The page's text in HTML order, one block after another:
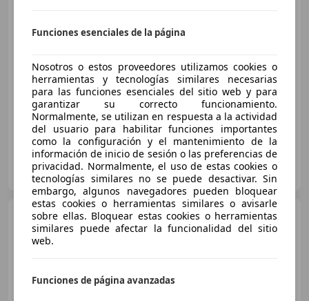
Súperoferta
08/2020 20.684 km Gasolina 49 kW (67 CV)
OCASIONPLUS LAS ROZAS II
ES-28232 LAS ROZAS
Hyundai i101.0 MPI Klass
€ 10.490
Funciones esenciales de la página
Nosotros o estos proveedores utilizamos cookies o
herramientas y tecnologías similares necesarias
para las funciones esenciales del sitio web y para
garantizar su correcto funcionamiento.
Normalmente, se utilizan en respuesta a la actividad
del usuario para habilitar funciones importantes
como la configuración y el mantenimiento de la
información de inicio de sesión o las preferencias de
privacidad. Normalmente, el uso de estas cookies o
tecnologías similares no se puede desactivar. Sin
embargo, algunos navegadores pueden bloquear
estas cookies o herramientas similares o avisarle
sobre ellas. Bloquear estas cookies o herramientas
similares puede afectar la funcionalidad del sitio
web.
Funciones de página avanzadas